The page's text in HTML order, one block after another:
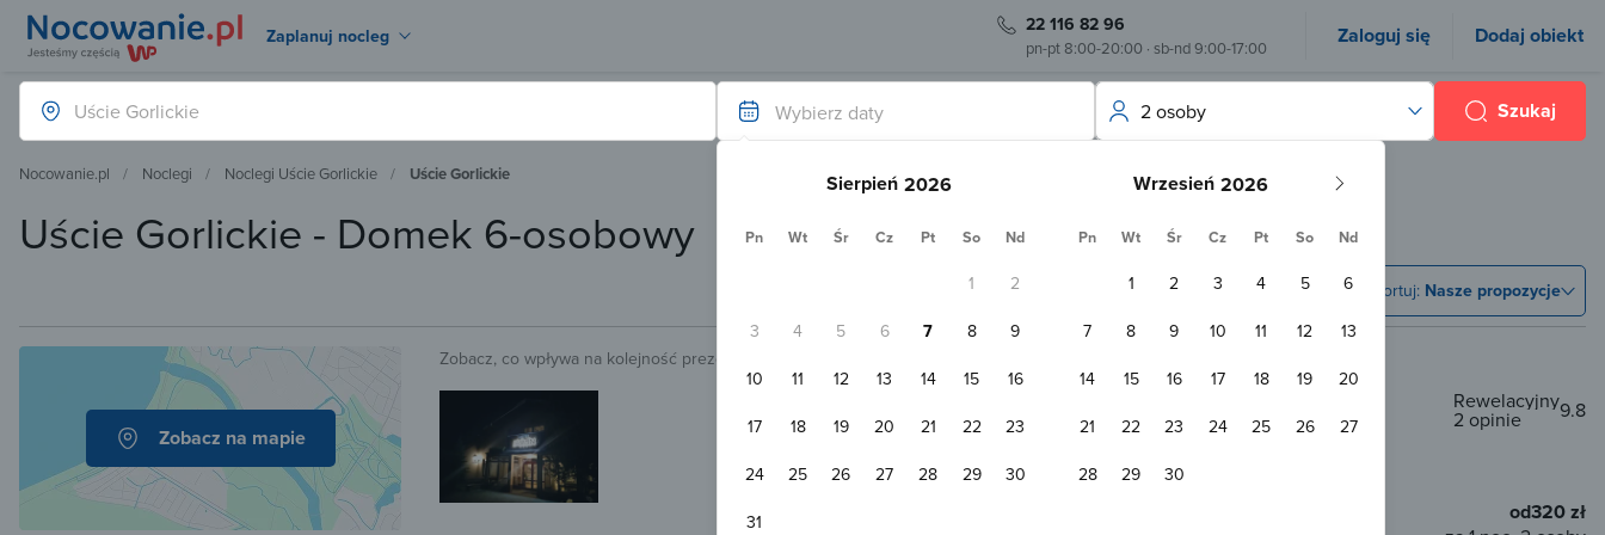
Zaplanuj nocleg 22 116 82 96
pn-pt 8:00-20:00 · sb-nd 9:00-17:00 Zaloguj się Dodaj obiekt
Wybierz daty
Sierpień Wrzesień
Pn Wt Śr Cz Pt So Nd Pn Wt Śr Cz Pt So Nd
1
2
3
4 5 6 7 8
9
10
11 12 13 14 15
16
17
18 19 20 21 22
23
24
25 26 27 28 29
30
31
1 2 3 4 5
6
7
8 9 10 11 12
13
14
15 16 17 18 19
20
21
22 23 24 25 26
27
28
29 30
2 osoby Szukaj
Nocowanie.pl Noclegi Noclegi Uście Gorlickie Uście Gorlickie
Uście Gorlickie - Domek 6-osobowy
Sortuj: Nasze propozycje
Zobacz, co wpływa na kolejność prezentowanych obiektów.
Hotel Jaśmin Regietów
9.8
Rewelacyjny
2 opinie
Darmowy parking Plac zabaw Przyjazny zwierzętom
od320 zł
Zobacz na mapie